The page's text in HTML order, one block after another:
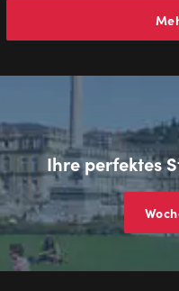
Ihre perfektes